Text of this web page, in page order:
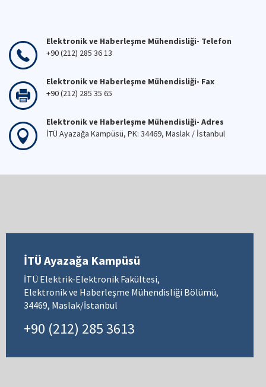
Elektronik ve Haberleşme Mühendisliği- Telefon
+90 (212) 285 36 13
Elektronik ve Haberleşme Mühendisliği- Fax
+90 (212) 285 35 65
Elektronik ve Haberleşme Mühendisliği- Adres
İTÜ Ayazağa Kampüsü, PK: 34469, Maslak / İstanbul
İTÜ Ayazağa Kampüsü
İTÜ Elektrik-Elektronik Fakültesi,
Elektronik ve Haberleşme Mühendisliği Bölümü,
34469, Maslak/İstanbul
+90 (212) 285 3613